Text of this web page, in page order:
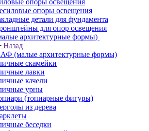
опоры освещения
опоры освещения
детали для фундамента
для опор освещения
архитектурные формы)
Назад
(малые архитектурные формы)
скамейки
лавки
качели
урны
(топиарные фигуры)
из дерева
беседки